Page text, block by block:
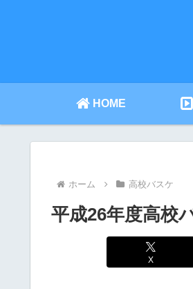
HOME
ホーム 高校バスケ
平成26年度高校
X